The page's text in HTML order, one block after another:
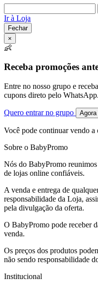
Ir à Loja
Fechar
×
👶
Receba promoções
Entre no nosso grupo e
cupons direto pelo WhatsApp.
Quero entrar no grupo Agora
Você pode continuar vendo a
Sobre o BabyPromo
Nós do BabyPromo
de lojas online confiáveis.
A venda e entrega de
responsabilidade da Loja,
pela divulgação da oferta.
O BabyPromo pode receber
venda.
Os preços dos produtos
não sendo responsabilidade
Institucional